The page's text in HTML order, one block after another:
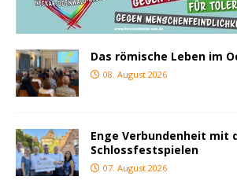
Das römische Leben im
08. August 2026
Enge Verbundenheit mit
Schlossfestspielen
07. August 2026